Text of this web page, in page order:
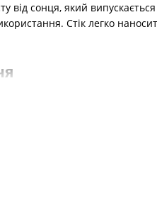
від сонця, який
Стік легко
і використовувати в